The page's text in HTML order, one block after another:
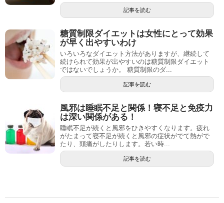
記事を読む
糖質制限ダイエットは女性にとって効果
が早く出やすいわけ
いろいろなダイエット方法がありますが、継続して
続けられて効果が出やすいのは糖質制限ダイエット
ではないでしょうか。 糖質制限のダ...
記事を読む
風邪は睡眠不足と関係！寝不足と免疫力
は深い関係がある！
睡眠不足が続くと風邪をひきやすくなります。疲れ
がたまって寝不足が続くと風邪の症状がでて熱がで
たり、頭痛がしたりします。若い時...
記事を読む